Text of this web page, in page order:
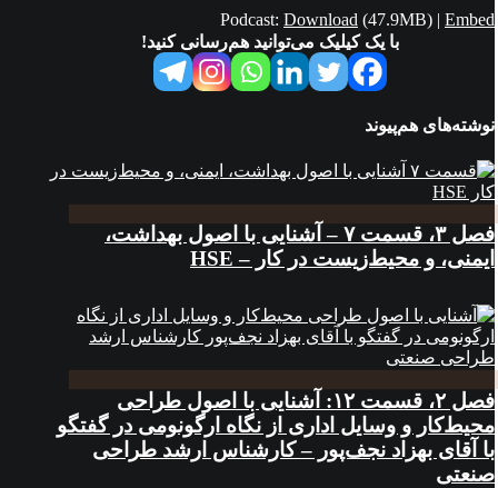
Podcast: Download (47.9MB) | Embed
با یک کیلیک می‌توانید هم‌رسانی کنید!
نوشته‌های هم‌پیوند
فصل ۳، قسمت ۷ – آشنایی با اصول بهداشت،
ایمنی، و محیط‌زیست در کار – HSE
فصل ۲، قسمت ۱۲: آشنایی با اصول طراحی
محیط‌کار و وسایل اداری از نگاه ارگونومی در گفتگو
با آقای بهزاد نجف‌پور – کارشناس ارشد طراحی
صنعتی